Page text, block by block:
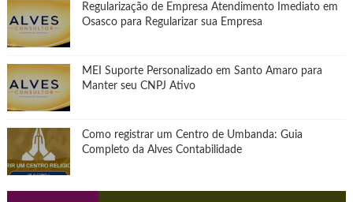
Regularização de Empresa Atendimento Imediato em
Osasco para Regularizar sua Empresa
MEI Suporte Personalizado em Santo Amaro para
Manter seu CNPJ Ativo
Como registrar um Centro de Umbanda: Guia
Completo da Alves Contabilidade